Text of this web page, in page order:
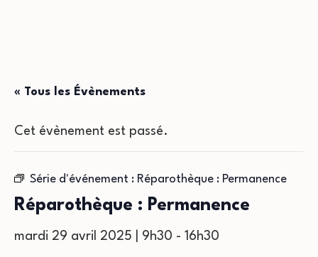
« Tous les Évènements
Cet évènement est passé.
Série d'événement : Réparothèque : Permanence
Réparothèque : Permanence
mardi 29 avril 2025 | 9h30 - 16h30